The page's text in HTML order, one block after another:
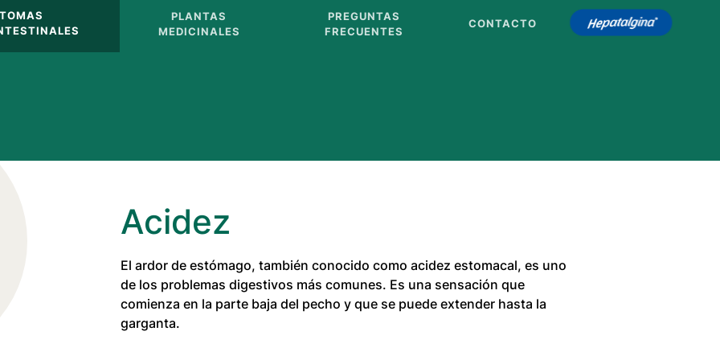
PLANTAS
MEDICINALES
PREGUNTAS
FRECUENTES
CONTACTO HEPATALGINA
Acidez
El ardor de estómago, también conocido como acidez estomacal, es uno
de los problemas digestivos más comunes. Es una sensación que
comienza en la parte baja del pecho y que se puede extender hasta la
garganta.